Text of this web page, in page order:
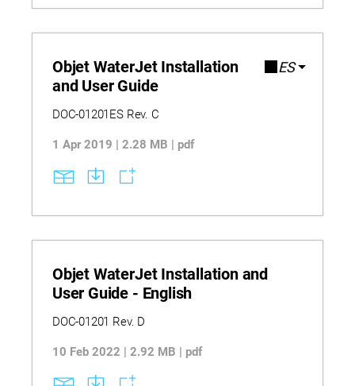
Objet WaterJet Installation
and User Guide
ES
DOC-01201ES Rev. C
1 Apr 2019 | 2.28 MB | pdf
Objet WaterJet Installation and
User Guide - English
DOC-01201 Rev. D
10 Feb 2022 | 2.92 MB | pdf